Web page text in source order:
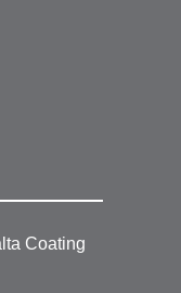
Coating